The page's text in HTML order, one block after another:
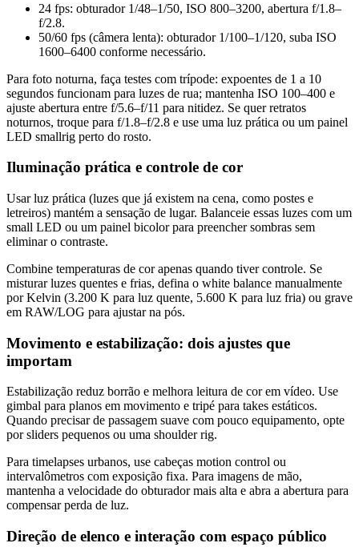
24 fps: obturador 1/48–1/50, ISO 800–3200, abertura f/1.8–
f/2.8.
50/60 fps (câmera lenta): obturador 1/100–1/120, suba ISO
1600–6400 conforme necessário.
Para foto noturna, faça testes com trípode: expoentes de 1 a 10
segundos funcionam para luzes de rua; mantenha ISO 100–400 e
ajuste abertura entre f/5.6–f/11 para nitidez. Se quer retratos
noturnos, troque para f/1.8–f/2.8 e use uma luz prática ou um painel
LED smallrig perto do rosto.
Iluminação prática e controle de cor
Usar luz prática (luzes que já existem na cena, como postes e
letreiros) mantém a sensação de lugar. Balanceie essas luzes com um
small LED ou um painel bicolor para preencher sombras sem
eliminar o contraste.
Combine temperaturas de cor apenas quando tiver controle. Se
misturar luzes quentes e frias, defina o white balance manualmente
por Kelvin (3.200 K para luz quente, 5.600 K para luz fria) ou grave
em RAW/LOG para ajustar na pós.
Movimento e estabilização: dois ajustes que
importam
Estabilização reduz borrão e melhora leitura de cor em vídeo. Use
gimbal para planos em movimento e tripé para takes estáticos.
Quando precisar de passagem suave com pouco equipamento, opte
por sliders pequenos ou uma shoulder rig.
Para timelapses urbanos, use cabeças motion control ou
intervalômetros com exposição fixa. Para imagens de mão,
mantenha a velocidade do obturador mais alta e abra a abertura para
compensar perda de luz.
Direção de elenco e interação com espaço público